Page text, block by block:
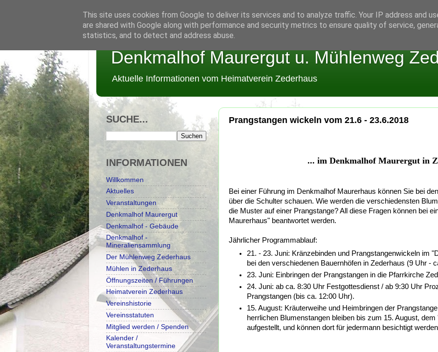
Denkmalhof Maurergut u. Mühlenweg
Aktuelle Informationen vom Heimatverein Zederhaus
Prangstangen wickeln vom 21.6 - 23.6.2018
... im Denkmalhof Maurergut in
Bei einer Führung im Denkmalhof Maurerhaus können Sie bei
über die Schulter schauen. Wie werden die verschiedensten
die Muster auf einer Prangstange? All diese Fragen können bei
Maurerhaus" beantwortet werden.
Jährlicher Programmablauf:
21. - 23. Juni: Kränzebinden und Prangstangenwickeln im
bei den verschiedenen Bauernhöfen in Zederhaus (9 Uhr -
23. Juni: Einbringen der Prangstangen in die Pfarrkirche
24. Juni: ab ca. 8:30 Uhr Festgottesdienst / ab 9:30 Uhr
Prangstangen (bis ca. 12:00 Uhr).
15. August: Kräuterweihe und Heimbringen der
herrlichen Blumenstangen bleiben bis zum 15. August,
aufgestellt, und können dort für jedermann besichtigt
SUCHE...
INFORMATIONEN
Willkommen
Aktuelles
Veranstaltungen
Denkmalhof Maurergut
Denkmalhof - Gebäude
Denkmalhof -
Mineraliensammlung
Der Mühlenweg Zederhaus
Mühlen in Zederhaus
Öffnungszeiten / Führungen
Heimatverein Zederhaus
Vereinshistorie
Vereinsstatuten
Mitglied werden / Spenden
Kalender /
Veranstaltungstermine
This site uses cookies from Google to deliver its services and to analyze traffic. Your IP address and
are shared with Google along with performance and security metrics to ensure quality of service,
statistics, and to detect and address abuse.